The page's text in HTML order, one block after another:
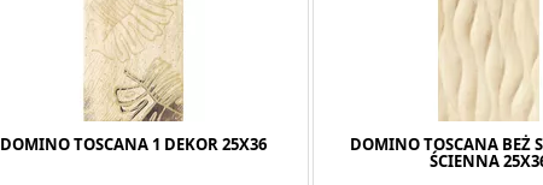
DOMINO TOSCANA 1 DEKOR 25X36 DOMINO TOSCANA BEŻ
ŚCIENNA